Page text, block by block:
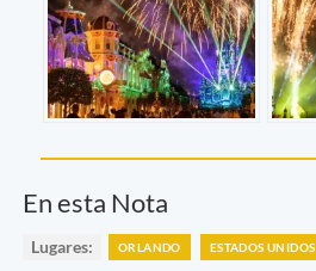
En esta Nota
Lugares: ORLANDO ESTADOS UNIDOS